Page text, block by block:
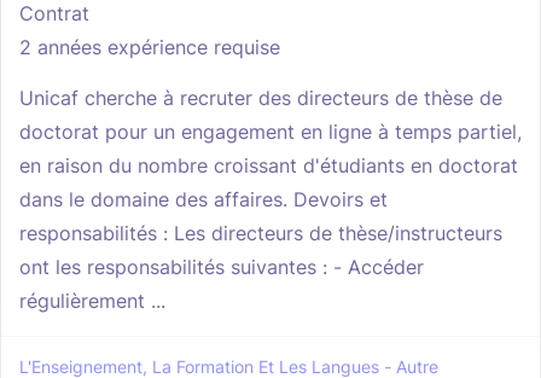
Contrat
2 années expérience requise
Unicaf cherche à recruter des directeurs de thèse de
doctorat pour un engagement en ligne à temps partiel,
en raison du nombre croissant d'étudiants en doctorat
dans le domaine des affaires. Devoirs et
responsabilités : Les directeurs de thèse/instructeurs
ont les responsabilités suivantes : - Accéder
régulièrement ...
L'Enseignement, La Formation Et Les Langues - Autre